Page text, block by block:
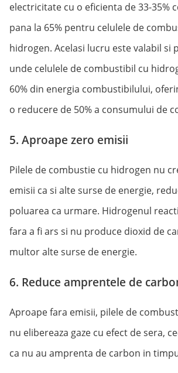
electricitate cu o eficienta de 33-35%
pana la 65% pentru celulele de
hidrogen. Acelasi lucru este valabil si
unde celulele de combustibil cu
60% din energia combustibilului,
o reducere de 50% a consumului de
5. Aproape zero emisii
Pilele de combustie cu hidrogen nu
emisii ca si alte surse de energie,
poluarea ca urmare. Hidrogenul
fara a fi ars si nu produce dioxid de
multor alte surse de energie.
6. Reduce amprentele de
Aproape fara emisii, pilele de
nu elibereaza gaze cu efect de sera,
ca nu au amprenta de carbon in